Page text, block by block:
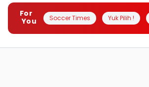
For
You
Soccer Times Yuk Pilih !